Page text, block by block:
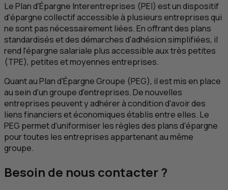
Le Plan d'Épargne Interentreprises (PEI) est un dispositif
d'épargne collectif accessible à plusieurs entreprises qui
ne sont pas nécessairement liées. En offrant des plans
standardisés et des démarches d'adhésion simplifiées, il
rend l'épargne salariale plus accessible aux très petites
(TPE), petites et moyennes entreprises.
Quant au Plan d'Épargne Groupe (PEG), il est mis en place
au sein d'un groupe d'entreprises. De nouvelles
entreprises peuvent y adhérer à condition d'avoir des
liens financiers et économiques établis entre elles. Le
PEG permet d'uniformiser les règles des plans d'épargne
pour toutes les entreprises appartenant au même
groupe.
Besoin de nous contacter ?